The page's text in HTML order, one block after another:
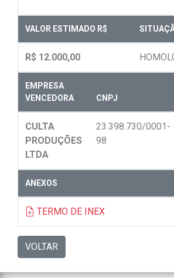
VALOR ESTIMADO R$
R$ 12.000,00
EMPRESA
VENCEDORA
CNPJ
CULTA
PRODUÇÕES
LTDA
23.398.730/0001-
98
ANEXOS
TERMO DE INEX
VOLTAR